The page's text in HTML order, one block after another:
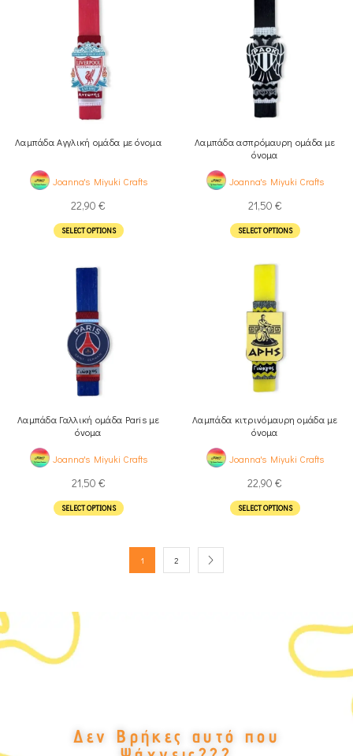
Λαμπάδα Αγγλική ομάδα με όνομα
Joanna's Miyuki Crafts
22,90 €
SELECT OPTIONS
Λαμπάδα ασπρόμαυρη ομάδα με
όνομα
Joanna's Miyuki Crafts
21,50 €
SELECT OPTIONS
Λαμπάδα Γαλλική ομάδα Paris με
όνομα
Joanna's Miyuki Crafts
21,50 €
SELECT OPTIONS
Λαμπάδα κιτρινόμαυρη ομάδα με
όνομα
Joanna's Miyuki Crafts
22,90 €
SELECT OPTIONS
1 2
Δεν Βρήκες αυτό που